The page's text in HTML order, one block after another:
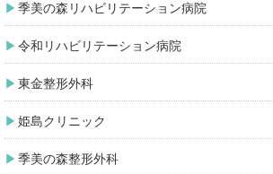
季美の森リハビリテーション病院
令和リハビリテーション病院
東金整形外科
姫島クリニック
季美の森整形外科